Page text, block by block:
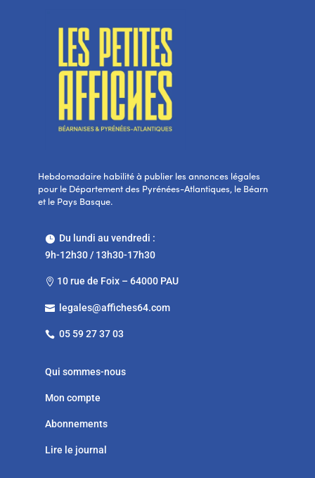
Hebdomadaire habilité à publier les annonces légales
pour le Département des Pyrénées-Atlantiques, le Béarn
et le Pays Basque.
Du lundi au vendredi :
9h-12h30 / 13h30-17h30
 10 rue de Foix – 64000 PAU
 legales@affiches64.com
 05 59 27 37 03
Qui sommes-nous
Mon compte
Abonnements
Lire le journal